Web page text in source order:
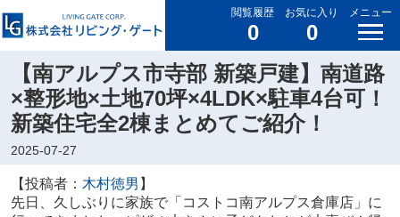
閲覧履歴
0
お気に入り
0
メニュー
【南アルプス市寺部 新築戸建】南道路
×整形地×土地70坪×4LDK×駐車4台可！
新築住宅全2棟まとめてご紹介！
2025-07-27
【投稿者： 木村徳男 】
先日、久しぶりに家族で「コストコ南アルプス倉庫店」に